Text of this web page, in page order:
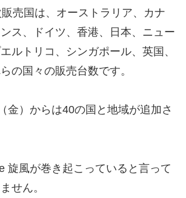
売国は、オーストラリア、カナ
ス、ドイツ、香港、日本、ニュー
ルトリコ、シンガポール、英国、
の国々の販売台数です。
金）からは40の国と地域が追加さ
旋風が巻き起こっていると言って
せん。